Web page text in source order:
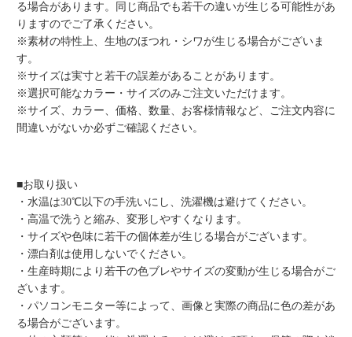
る場合があります。同じ商品でも若干の違いが生じる可能性があ
りますのでご了承ください。
※素材の特性上、生地のほつれ・シワが生じる場合がございま
す。
※サイズは実寸と若干の誤差があることがあります。
※選択可能なカラー・サイズのみご注文いただけます。
※サイズ、カラー、価格、数量、お客様情報など、ご注文内容に
間違いがないか必ずご確認ください。
■お取り扱い
・水温は30℃以下の手洗いにし、洗濯機は避けてください。
・高温で洗うと縮み、変形しやすくなります。
・サイズや色味に若干の個体差が生じる場合がございます。
・漂白剤は使用しないでください。
・生産時期により若干の色ブレやサイズの変動が生じる場合がご
ざいます。
・パソコンモニター等によって、画像と実際の商品に色の差があ
る場合がございます。